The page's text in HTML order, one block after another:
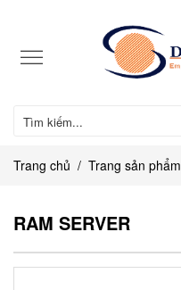
Trang chủ Trang sản phẩm
RAM SERVER